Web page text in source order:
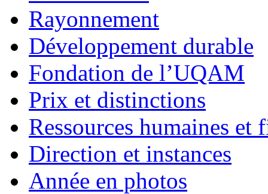
Rayonnement
Développement durable
Fondation de l’UQAM
Prix et distinctions
Ressources humaines et
Direction et instances
Année en photos